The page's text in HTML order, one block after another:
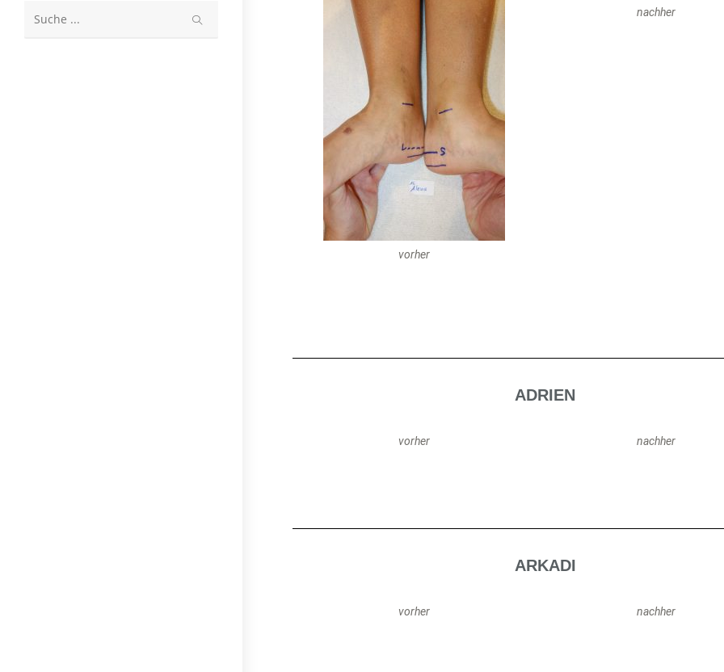
vorher
nachher
ADRIEN
vorher nachher
ARKADI
vorher nachher